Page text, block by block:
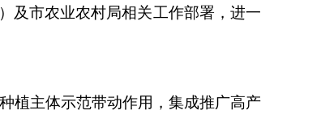
及市农业农村局相关工作部署，进一
主体示范带动作用，集成推广高产